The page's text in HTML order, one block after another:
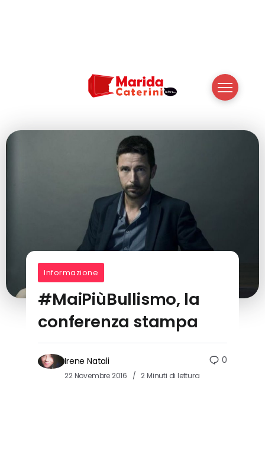
Informazione
#MaiPiùBullismo, la
conferenza stampa
Irene Natali
22 Novembre 2016 2 Minuti di lettura
0